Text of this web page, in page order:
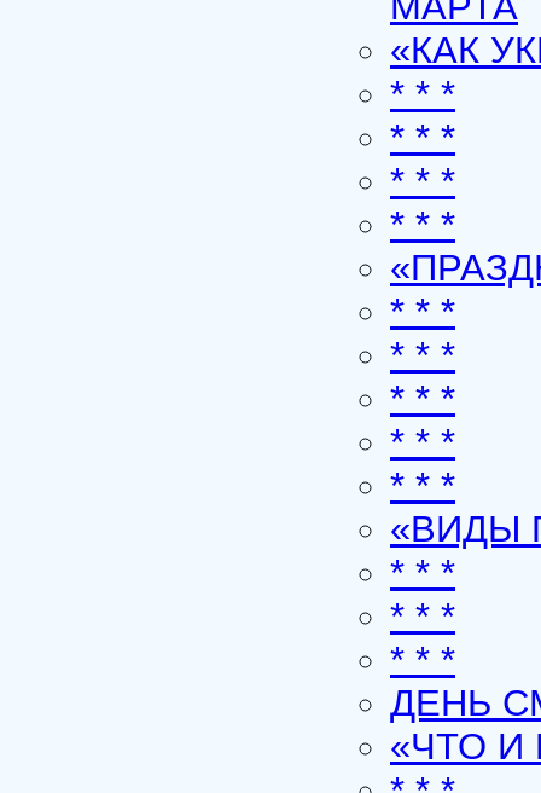
«КАК
* * *
* * *
* * *
* * *
* * *
* * *
* * *
* * *
* * *
«ВИДЫ
* * *
* * *
* * *
ДЕНЬ
«ЧТО И